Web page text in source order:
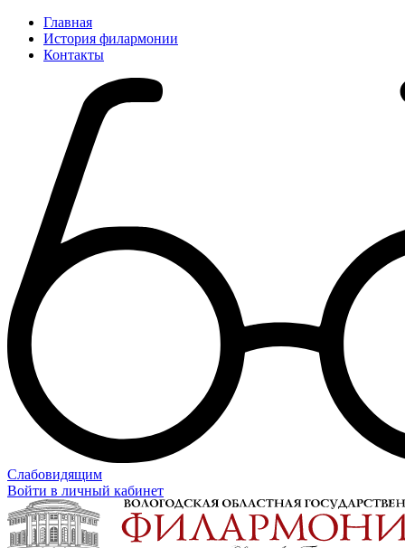
Главная
История филармонии
Контакты
Слабовидящим
Войти в личный кабинет